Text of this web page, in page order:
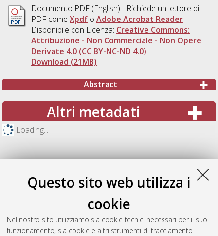
Questo sito web utilizza i
cookie
Nel nostro sito utilizziamo sia cookie tecnici necessari per il suo
funzionamento, sia cookie e altri strumenti di tracciamento
Documento PDF(English) - Richiede un lettore di
PDF come Xpdfo Adobe Acrobat Reader
Disponibile con Licenza: Creative Commons:
Attribuzione - Non Commerciale - Non Opere
Derivate 4.0 (CC BY-NC-ND 4.0) .
Download (21MB)
Abstract
Altri metadati
Loading...